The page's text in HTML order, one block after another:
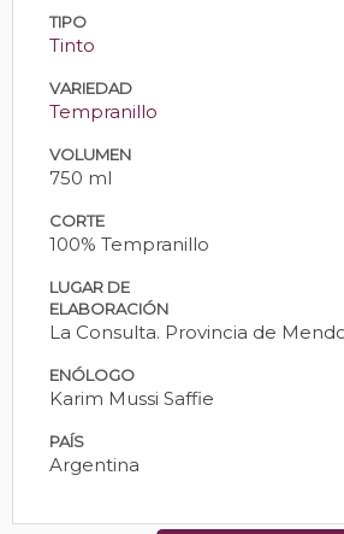
TIPO
Tinto
VARIEDAD
Tempranillo
VOLUMEN
750 ml
CORTE
100% Tempranillo
LUGAR DE
ELABORACIÓN
La Consulta. Provincia de
ENÓLOGO
Karim Mussi Saffie
PAÍS
Argentina